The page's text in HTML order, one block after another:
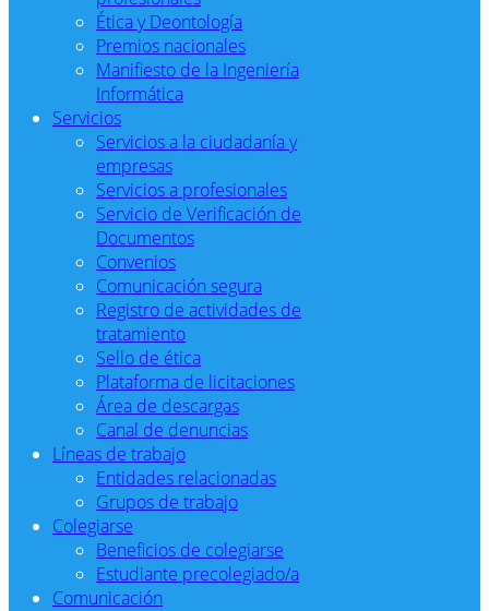
Ética y Deontología
Premios nacionales
Manifiesto de la Ingeniería
Informática
Servicios
Servicios a la ciudadanía y
empresas
Servicios a profesionales
Servicio de Verificación de
Documentos
Convenios
Comunicación segura
Registro de actividades de
tratamiento
Sello de ética
Plataforma de licitaciones
Área de descargas
Canal de denuncias
Líneas de trabajo
Entidades relacionadas
Grupos de trabajo
Colegiarse
Beneficios de colegiarse
Estudiante precolegiado/a
Comunicación